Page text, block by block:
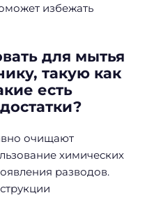
избежать
для мытья
такую как
есть
очищают
химических
разводов.